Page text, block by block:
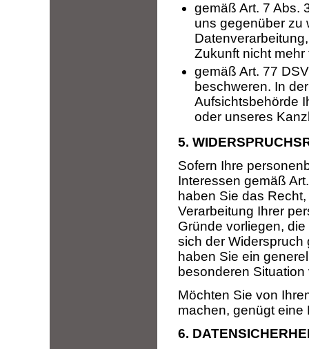
gemäß Art. 7 Abs.
uns gegenüber zu
Zukunft nicht
gemäß Art. 77
beschweren. In
Aufsichtsbehörde
oder unseres
5.
Sofern Ihre
Interessen gemäß
haben Sie das
Verarbeitung Ihrer
Gründe vorliegen,
sich der Widerspruch
haben Sie ein
besonderen
Möchten Sie von
machen, genügt eine
6.